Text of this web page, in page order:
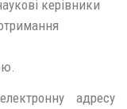
керівники
адресу